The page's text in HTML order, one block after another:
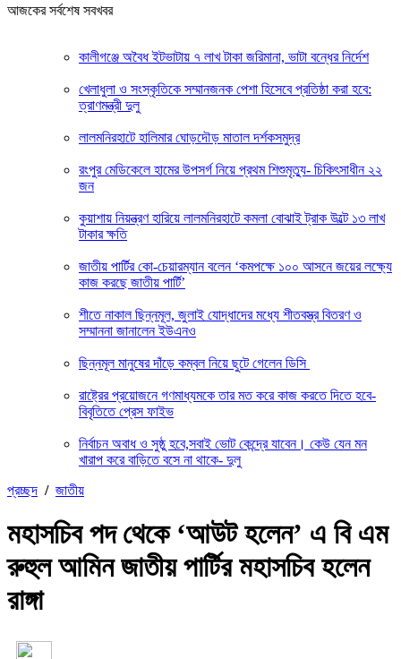
আজকের সর্বশেষ সবখবর
কালীগঞ্জে অবৈধ ইটভাটায় ৭ লাখ টাকা জরিমানা, ভাটা বন্ধের নির্দেশ
খেলাধুলা ও সংস্কৃতিকে সম্মানজনক পেশা হিসেবে প্রতিষ্ঠা করা হবে:
ত্রাণমন্ত্রী দুলু
লালমনিরহাটে হালিমার ঘোড়দৌড় মাতাল দর্শকসমুদ্র
রংপুর মেডিকেলে হামের উপসর্গ নিয়ে প্রথম শিশুমৃত্যু- চিকিৎসাধীন ২২
জন
কুয়াশায় নিয়ন্ত্রণ হারিয়ে লালমনিরহাটে কমলা বোঝাই ট্রাক উল্টে ১৩ লাখ
টাকার ক্ষতি
জাতীয় পার্টির কো-চেয়ারম্যান বলেন ‘কমপক্ষে ১০০ আসনে জয়ের লক্ষ্যে
কাজ করছে জাতীয় পার্টি’
শীতে নাকাল ছিন্নমূল, জুলাই যোদ্ধাদের মধ্যে শীতবস্ত্র বিতরণ ও
সম্মাননা জানালেন ইউএনও
ছিন্নমূল মানুষের দাঁড়ে কম্বল নিয়ে ছুটে গেলেন ডিসি
রাষ্ট্রের প্রয়োজনে গণমাধ্যমকে তার মত করে কাজ করতে দিতে হবে-
বিবৃতিতে প্রেস ফাইভ
নির্বাচন অবাধ ও সুষ্ঠু হবে,সবাই ভোট কেন্দ্রে যাবেন। কেউ যেন মন
খারাপ করে বাড়িতে বসে না থাকে- দুলু
প্রচ্ছদ / জাতীয়
মহাসচিব পদ থেকে ‘আউট হলেন’ এ বি এম
রুহুল আমিন জাতীয় পার্টির মহাসচিব হলেন
রাঙ্গা